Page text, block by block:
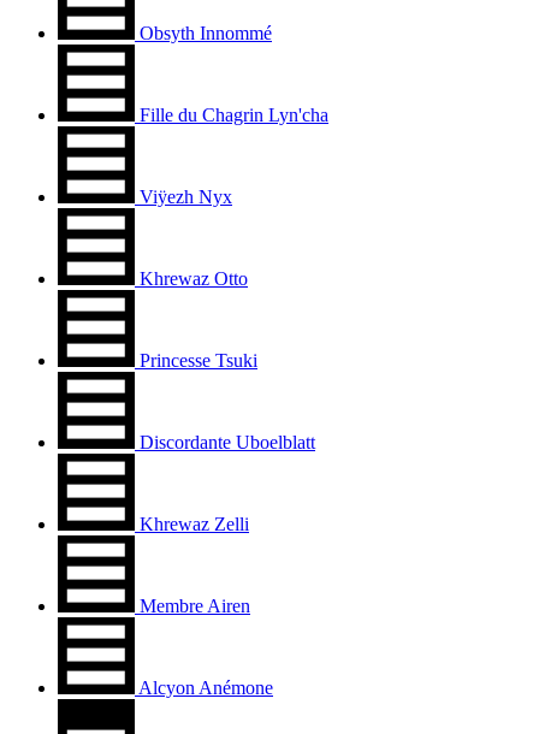
Obsyth Innommé
Fille du Chagrin Lyn'cha
Viÿezh Nyx
Khrewaz Otto
Princesse Tsuki
Discordante Uboelblatt
Khrewaz Zelli
Membre Airen
Alcyon Anémone